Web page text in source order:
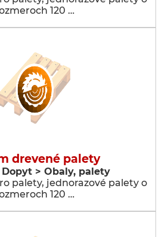
120 …
drevené palety
> Obaly, palety
palety, jednorazové palety o
120 …